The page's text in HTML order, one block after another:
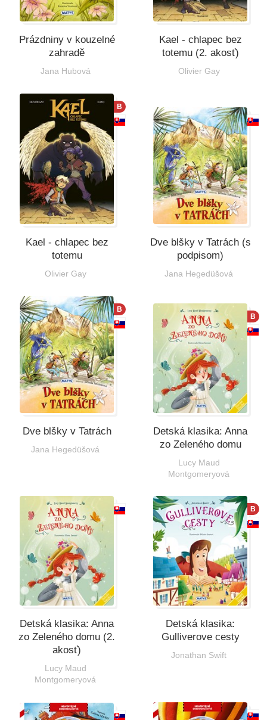
Prázdniny v kouzelné
zahradě
Jana Hubová
Kael - chlapec bez
totemu (2. akosť)
Olivier Gay
B
Kael - chlapec bez
totemu
Olivier Gay
Dve blšky v Tatrách (s
podpisom)
Jana Hegedüšová
B
Dve blšky v Tatrách
Jana Hegedüšová
B
Detská klasika: Anna
zo Zeleného domu
Lucy Maud
Montgomeryová
Detská klasika: Anna
zo Zeleného domu (2.
akosť)
Lucy Maud
Montgomeryová
B
Detská klasika:
Gulliverove cesty
Jonathan Swift